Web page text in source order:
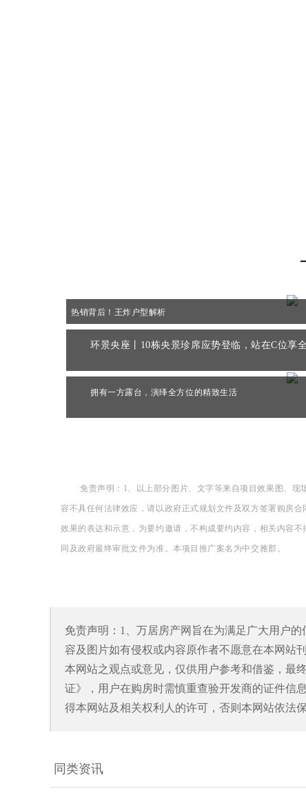
热销背后！王炸户型解析
环景央座丨10栋央景珍席应势登临，站在C位享
拥有一方露台，演绎全方位的精致生活
免责声明： 1、以上部分图片、文字等来自项目效果图、现
容不具任何法律效应，请以政府正式规划文件及双方签署购房合
效果的表达和示意，为要约邀请，不构成要约内容，相关内容
同及政府最终审批文件为准。本项目推广案名为中交雅郡。
免责声明：1、万居房产网旨在为满足广大用户
容及图片如有侵权或内容原作者不愿意在本网站
本网站之观点或意见，仅供用户参考和借鉴，最
证》，用户在购房时需慎重查验开发商的证件信
得本网站及相关权利人的许可，否则本网站依法保
同类资讯